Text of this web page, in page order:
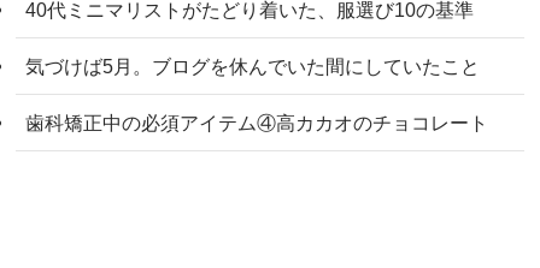
40代ミニマリストがたどり着いた、服選び10の基準
気づけば5月。ブログを休んでいた間にしていたこと
歯科矯正中の必須アイテム④高カカオのチョコレート